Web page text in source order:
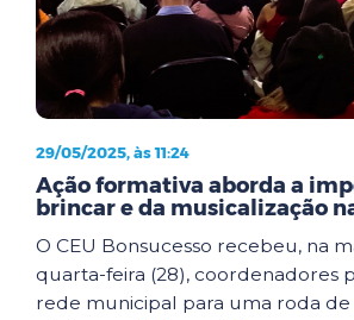
29/05/2025, às 11:24
Ação formativa aborda a
brincar e da musicalização
O CEU Bonsucesso recebeu, na
quarta-feira (28), coordenadores
rede municipal para uma roda de